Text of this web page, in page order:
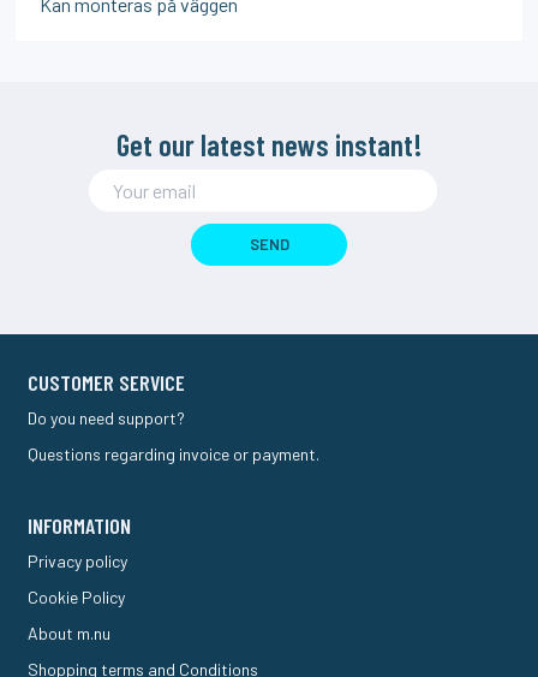
Get our latest news instant!
SEND
CUSTOMER SERVICE
Do you need support?
Questions regarding invoice or payment.
INFORMATION
Privacy policy
Cookie Policy
About m.nu
Shopping terms and Conditions